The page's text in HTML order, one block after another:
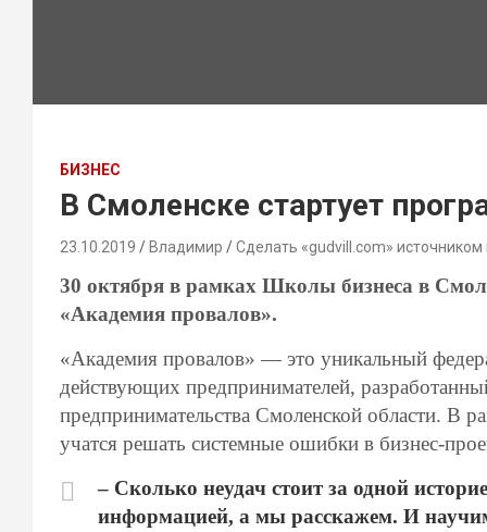
БИЗНЕС
В Смоленске стартует
23.10.2019 Владимир Сделать «gudvill.com» источником
30 октября в рамках Школы бизнеса в
«Академия провалов».
«Академия провалов» — это уникальный
действующих предпринимателей,
предпринимательства Смоленской области. В
учатся решать системные ошибки в бизнес-
– Сколько неудач стоит за одной
информацией, а мы расскажем. И